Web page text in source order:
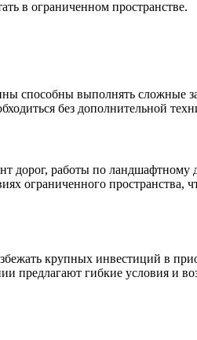
в ограниченном пространстве.
способны выполнять сложные
без дополнительной
дорог, работы по
ограниченного пространства,
крупных инвестиций в
гибкие условия и